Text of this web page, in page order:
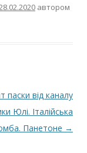
автором
паски від каналу
Юлі. Італійська
Панетоне →